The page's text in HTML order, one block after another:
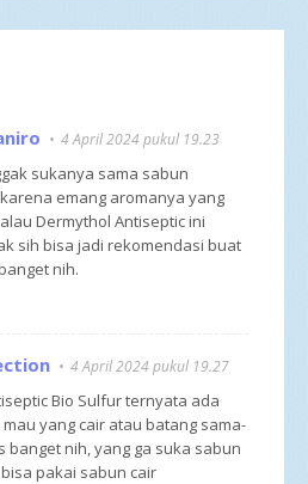
4 April 2024 pukul 19.23
sukanya sama sabun
emang aromanya yang
Dermythol Antiseptic ini
sih bisa jadi rekomendasi buat
nih.
4 April 2024 pukul 19.27
Bio Sulfur ternyata ada
yang cair atau batang sama-
banget nih, yang ga suka sabun
pakai sabun cair